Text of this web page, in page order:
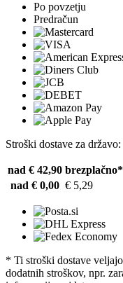
Po povzetju
Predračun
Stroški dostave za
nad € 42,90 brezplačno*
nad € 0,00 € 5,29
* Ti stroški dostave
dodatnih stroškov, npr.